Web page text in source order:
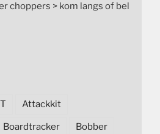
choppers > kom langs of bel
Attackkit
Boardtracker Bobber